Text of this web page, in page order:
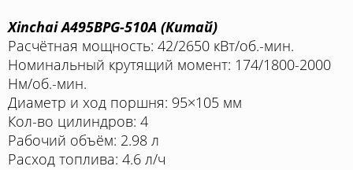
Xinchai A495BPG-510A (Китай)
Расчётная мощность: 42/2650 кВт/об.-мин.
Номинальный крутящий момент: 174/1800-2000
Нм/об.-мин.
Диаметр и ход поршня: 95×105 мм
Кол-во цилиндров: 4
Рабочий объём: 2.98 л
Расход топлива: 4.6 л/ч